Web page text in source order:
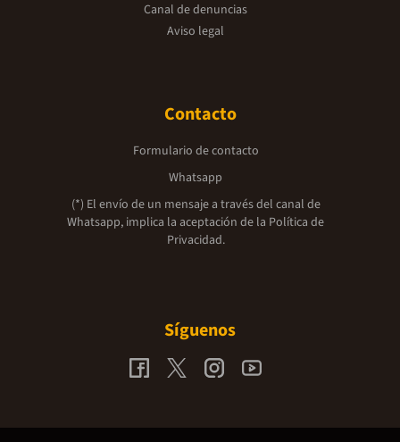
Canal de denuncias
Aviso legal
Contacto
Formulario de contacto
Whatsapp
(*) El envío de un mensaje a través del canal de
Whatsapp, implica la aceptación de la Política de
Privacidad.
Síguenos